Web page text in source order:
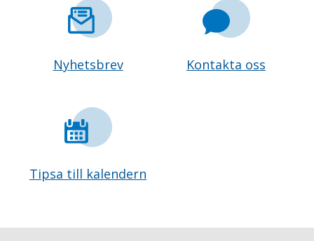
Nyhetsbrev Kontakta oss
Tipsa till kalendern